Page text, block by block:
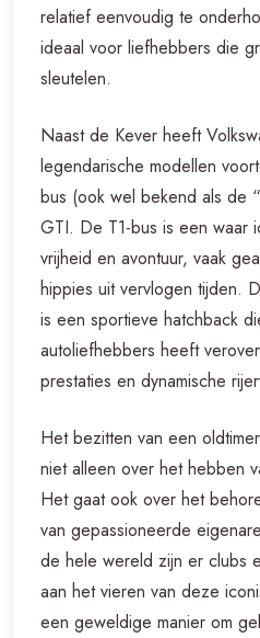
relatief eenvoudig te
ideaal voor liefhebbers die
sleutelen.
Naast de Kever heeft
legendarische modellen
bus (ook wel bekend als de
GTI. De T1-bus is een waar
vrijheid en avontuur, vaak
hippies uit vervlogen tijden.
is een sportieve hatchback
autoliefhebbers heeft
prestaties en dynamische
Het bezitten van een
niet alleen over het hebben
Het gaat ook over het
van gepassioneerde
de hele wereld zijn er clubs
aan het vieren van deze
een geweldige manier om